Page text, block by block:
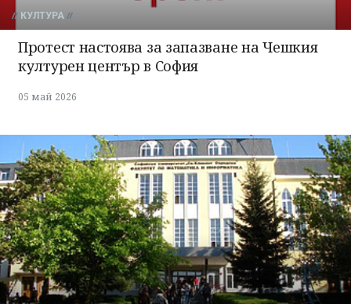
КУЛТУРА
Протест настоява за запазване на Чешкия
културен център в София
05 май 2026